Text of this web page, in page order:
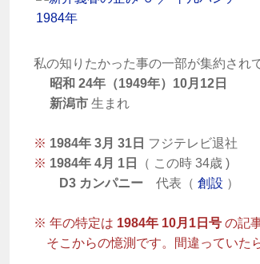
私の知りたかった事の一部が集約され
昭和 24年（1949年）10月12日
新潟市 生まれ
※ 1984年 3月 31日 フジテレビ退社
※ 1984年 4月 1日
（ この時 34歳 )
D3 カンパニー 代表（ 創設 ）
※ 年の特定は 1984年 10月1日号 の記
そこからの憶測です。間違っていた